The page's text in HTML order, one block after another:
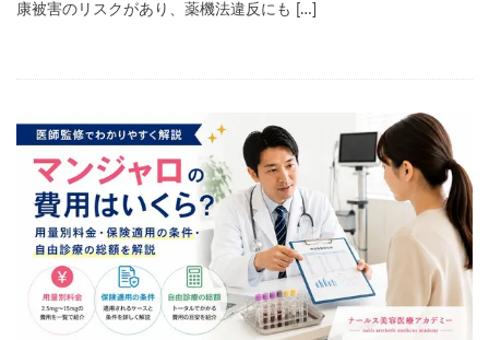
康被害のリスクがあり、薬機法違反にも […]